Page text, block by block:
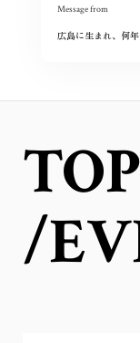
Message from
/